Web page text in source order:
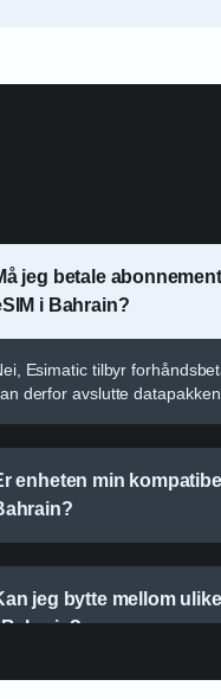
jeg betale
eSIM i Bahrain?
Esimatic tilbyr
derfor avslutte
enheten min
Bahrain?
jeg bytte mellom
i Bahrain?